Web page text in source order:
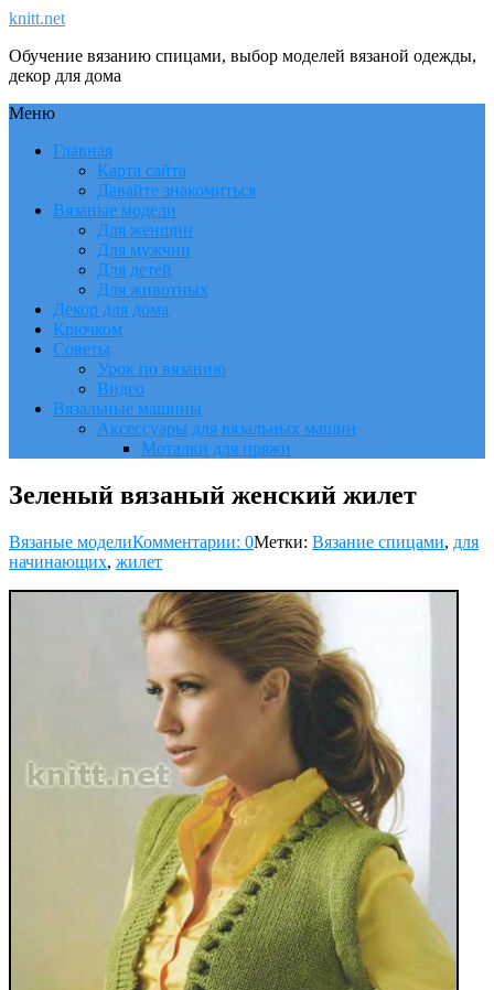
knitt.net
Обучение вязанию спицами, выбор моделей вязаной одежды,
декор для дома
Меню
Главная
Карта сайта
Давайте знакомиться
Вязаные модели
Для женщин
Для мужчин
Для детей
Для животных
Декор для дома
Крючком
Советы
Урок по вязанию
Видео
Вязальные машины
Аксессуары для вязальных машин
Моталки для пряжи
Зеленый вязаный женский жилет
Вязаные моделиКомментарии: 0Метки: Вязание спицами, для
начинающих, жилет